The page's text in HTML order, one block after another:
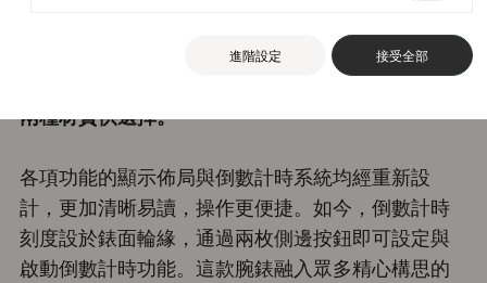
Master II腕錶。此款獨具匠心的帆船賽計時腕錶煥
兩種材質供選擇。
各項功能的顯示佈局與倒數計時系統均經重新設
計，更加清晰易讀，操作更便捷。如今，倒數計時
刻度設於錶面輪緣，通過兩枚側邊按鈕即可設定與
啟動倒數計時功能。這款腕錶融入眾多精心構思的
進階設定 接受全部